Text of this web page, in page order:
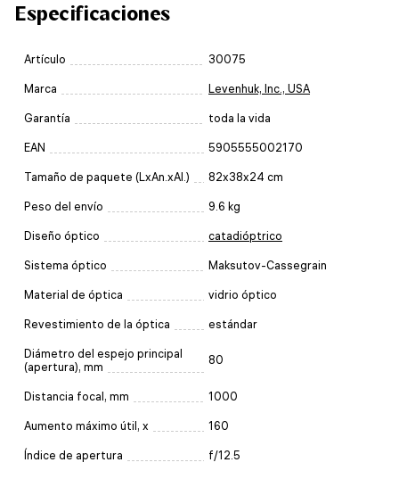
Especificaciones
Artículo 30075
Marca Levenhuk, Inc., USA
Garantía toda la vida
EAN 5905555002170
Tamaño de paquete (LxAn.xAl.) 82x38x24 cm
Peso del envío 9.6 kg
Diseño óptico catadióptrico
Sistema óptico Maksutov-Cassegrain
Material de óptica vidrio óptico
Revestimiento de la óptica estándar
Diámetro del espejo principal
(apertura), mm
80
Distancia focal, mm 1000
Aumento máximo útil, x 160
Índice de apertura f/12.5